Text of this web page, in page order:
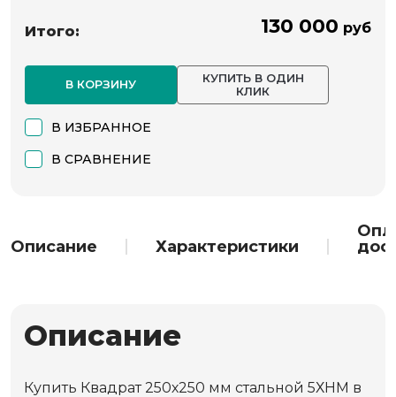
Итого: 130 000 руб
В КОРЗИНУ
КУПИТЬ В ОДИН
КЛИК
В ИЗБРАННОЕ
В СРАВНЕНИЕ
Описание Характеристики
Описание
Купить Квадрат 250х250 мм стальной 5ХНМ в